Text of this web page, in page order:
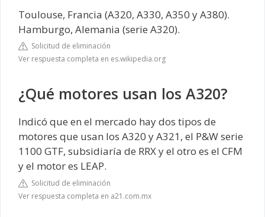
Toulouse, Francia (A320, A330, A350 y A380).
Hamburgo, Alemania (serie A320).
Solicitud de eliminación
Ver respuesta completa en es.wikipedia.org
¿Qué motores usan los A320?
Indicó que en el mercado hay dos tipos de
motores que usan los A320 y A321, el P&W serie
1100 GTF, subsidiaría de RRX y el otro es el CFM
y el motor es LEAP.
Solicitud de eliminación
Ver respuesta completa en a21.com.mx